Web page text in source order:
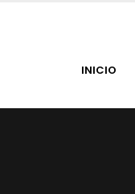
INICIO